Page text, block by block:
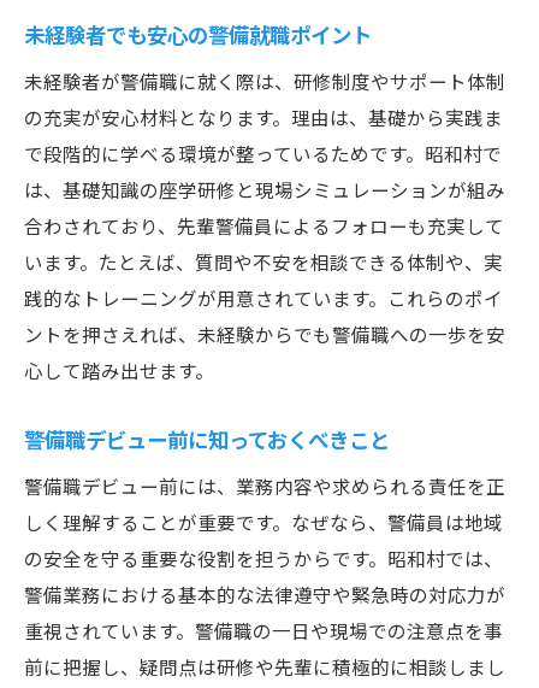
未経験者でも安心の警備就職ポイント
未経験者が警備職に就く際は、研修制度やサポート体制
の充実が安心材料となります。理由は、基礎から実践ま
で段階的に学べる環境が整っているためです。昭和村で
は、基礎知識の座学研修と現場シミュレーションが組み
合わされており、先輩警備員によるフォローも充実して
います。たとえば、質問や不安を相談できる体制や、実
践的なトレーニングが用意されています。これらのポイ
ントを押さえれば、未経験からでも警備職への一歩を安
心して踏み出せます。
警備職デビュー前に知っておくべきこと
警備職デビュー前には、業務内容や求められる責任を正
しく理解することが重要です。なぜなら、警備員は地域
の安全を守る重要な役割を担うからです。昭和村では、
警備業務における基本的な法律遵守や緊急時の対応力が
重視されています。警備職の一日や現場での注意点を事
前に把握し、疑問点は研修や先輩に積極的に相談しまし